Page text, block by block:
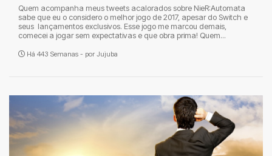
Quem acompanha meus tweets acalorados sobre NieR:Automata
sabe que eu o considero o melhor jogo de 2017, apesar do Switch e
seus lançamentos exclusivos. Esse jogo me marcou demais,
comecei a jogar sem expectativas e que obra prima! Quem...
Há 443 Semanas - por Jujuba